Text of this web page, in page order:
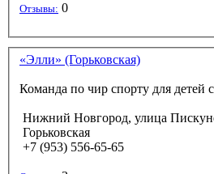
Отзывы: 0
«Элли» (Горьковская)
Команда по чир спорту для детей
Нижний Новгород, улица
Горьковская
+7 (953) 556-65-65